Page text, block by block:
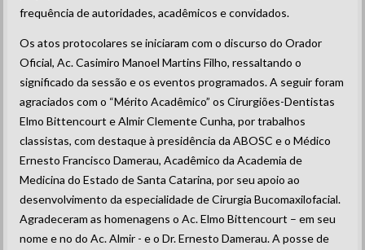
frequência de autoridades, acadêmicos e convidados.
Os atos protocolares se iniciaram com o discurso do Orador
Oficial, Ac. Casimiro Manoel Martins Filho, ressaltando o
significado da sessão e os eventos programados. A seguir foram
agraciados com o “Mérito Acadêmico” os Cirurgiões-Dentistas
Elmo Bittencourt e Almir Clemente Cunha, por trabalhos
classistas, com destaque à presidência da ABOSC e o Médico
Ernesto Francisco Damerau, Acadêmico da Academia de
Medicina do Estado de Santa Catarina, por seu apoio ao
desenvolvimento da especialidade de Cirurgia Bucomaxilofacial.
Agradeceram as homenagens o Ac. Elmo Bittencourt – em seu
nome e no do Ac. Almir - e o Dr. Ernesto Damerau. A posse de